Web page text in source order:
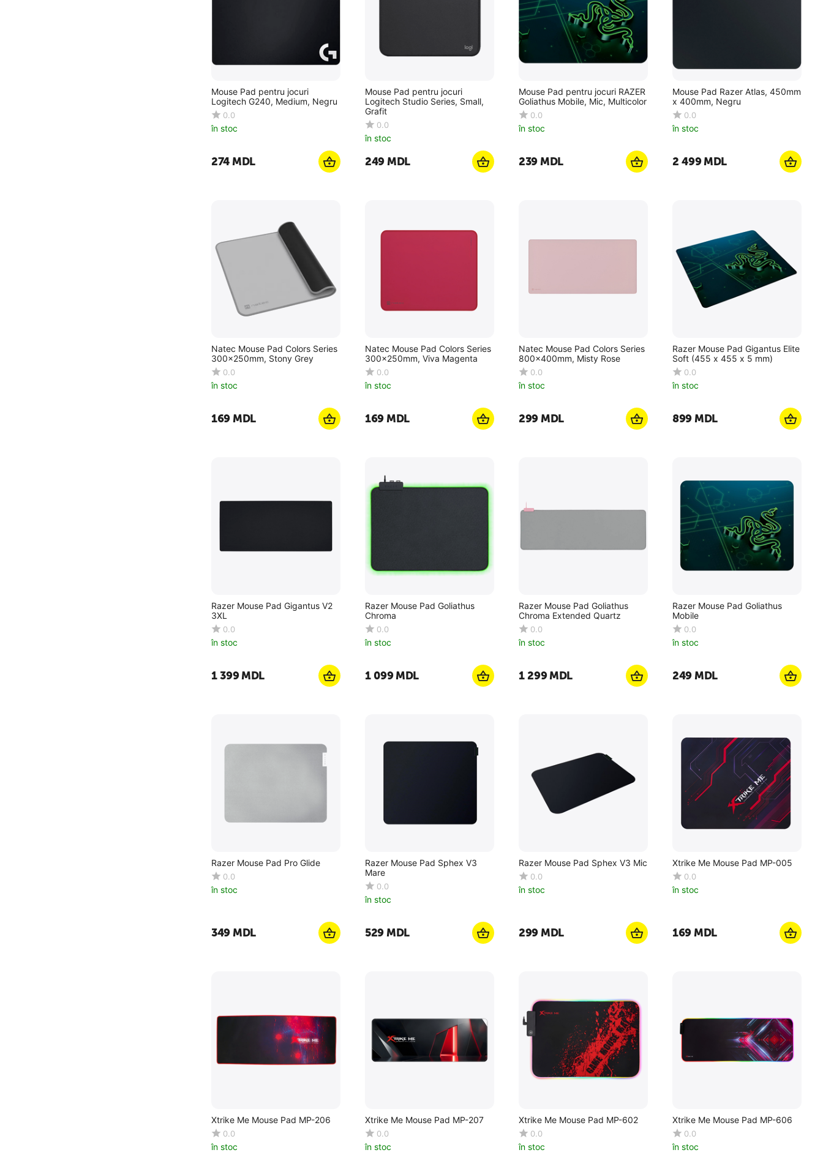
Mouse Pad pentru jocuri
Logitech G240, Medium, Negru
0.0
în stoc
‍274‍MDL
Mouse Pad pentru jocuri
Logitech Studio Series, Small,
Grafit
0.0
în stoc
‍249‍MDL
Mouse Pad pentru jocuri RAZER
Goliathus Mobile, Mic, Multicolor
0.0
în stoc
‍239‍MDL
Mouse Pad Razer Atlas, 450mm
x 400mm, Negru
0.0
în stoc
2 499MDL
Natec Mouse Pad Colors Series
300x250mm, Stony Grey
0.0
în stoc
‍169‍MDL
Natec Mouse Pad Colors Series
300x250mm, Viva Magenta
0.0
în stoc
‍169‍MDL
Natec Mouse Pad Colors Series
800x400mm, Misty Rose
0.0
în stoc
‍299‍MDL
Razer Mouse Pad Gigantus Elite
Soft (455 x 455 x 5 mm)
0.0
în stoc
‍899‍MDL
Razer Mouse Pad Gigantus V2
3XL
0.0
în stoc
1 399MDL
Razer Mouse Pad Goliathus
Chroma
0.0
în stoc
1 099MDL
Razer Mouse Pad Goliathus
Chroma Extended Quartz
0.0
în stoc
1 299MDL
Razer Mouse Pad Goliathus
Mobile
0.0
în stoc
‍249‍MDL
Razer Mouse Pad Pro Glide
0.0
în stoc
‍349‍MDL
Razer Mouse Pad Sphex V3
Mare
0.0
în stoc
‍529‍MDL
Razer Mouse Pad Sphex V3 Mic
0.0
în stoc
‍299‍MDL
Xtrike Me Mouse Pad MP-005
0.0
în stoc
‍169‍MDL
Xtrike Me Mouse Pad MP-206
0.0
în stoc
Xtrike Me Mouse Pad MP-207
0.0
în stoc
Xtrike Me Mouse Pad MP-602
0.0
în stoc
Xtrike Me Mouse Pad MP-606
0.0
în stoc